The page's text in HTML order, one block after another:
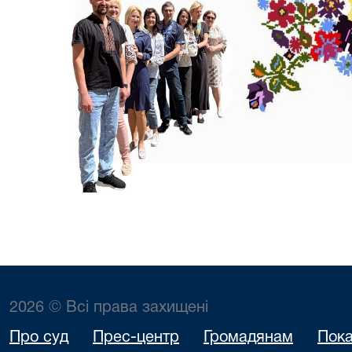
2026 © Всі права захищені
Про суд Прес-центр Громадянам